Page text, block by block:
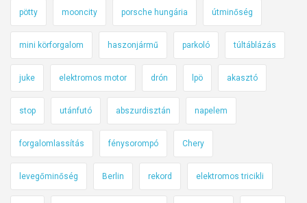
pötty mooncity porsche hungária útminőség
mini körforgalom haszonjármű parkoló túltáblázás
juke elektromos motor drón lpö akasztó
stop utánfutó abszurdisztán napelem
forgalomlassítás fénysorompó Chery
levegőminőség Berlin rekord elektromos tricikli